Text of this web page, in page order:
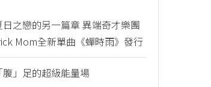
日之戀的另一篇章 異端奇才樂團
Mom全新單曲《蟬時雨》發行
腹」足的超級能量場